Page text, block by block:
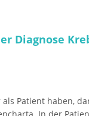
Diagnose
Patient haben,